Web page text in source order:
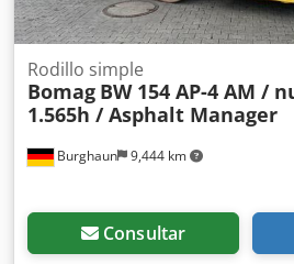
Burghaun 9,444 km
Rodillo simple
Bomag BW 154 AP-4 AM /
1.565h / Asphalt Manager
Consultar